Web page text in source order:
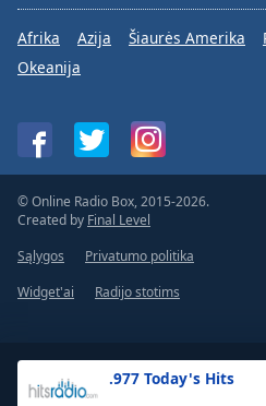
.977 Today's Hits
Afrika Azija Šiaurės Amerika
Okeanija
© Online Radio Box, 2015-2026.
Created by Final Level
Sąlygos
Privatumo politika
Widget'ai
Radijo stotims